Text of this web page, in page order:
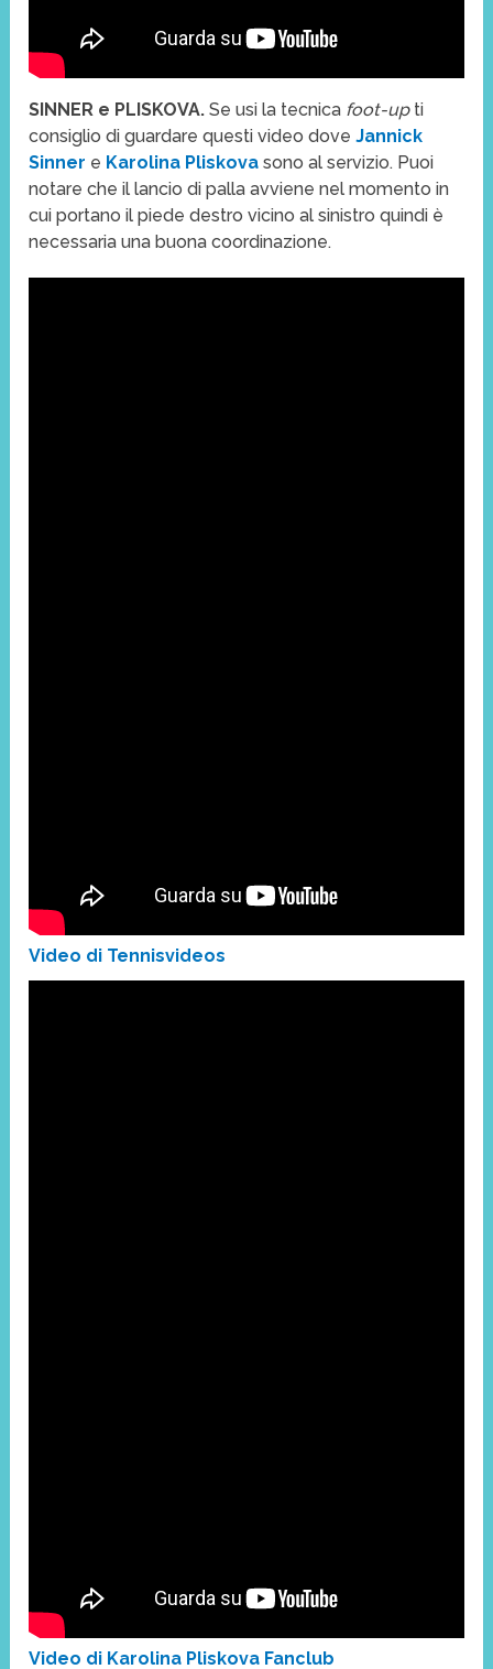
SINNER e PLISKOVA.Se usi la tecnica foot-upti
consiglio di guardare questi video doveJannick
Sinner e Karolina Pliskovasono al servizio. Puoi
notare che il lancio di palla avviene nel momento in
cui portano il piede destro vicino al sinistro quindi è
necessaria una buona coordinazione.
Video di Tennisvideos
Video di Karolina Pliskova Fanclub